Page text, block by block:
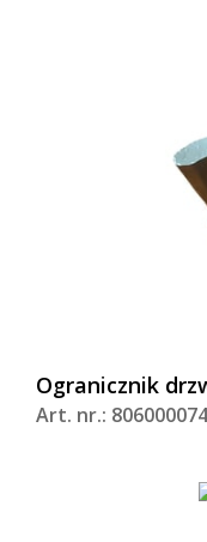
Ogranicznik
Art. nr.: 806000074